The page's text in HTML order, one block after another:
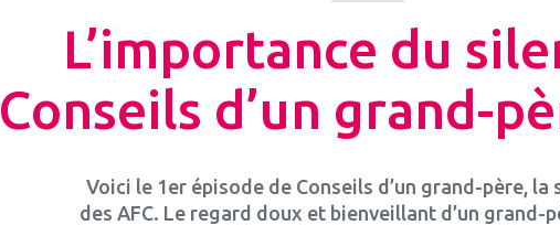
L’importance du
Conseils d’un grand-
Voici le 1er épisode de Conseils d’un grand-père, la
des AFC. Le regard doux et bienveillant d’un grand-